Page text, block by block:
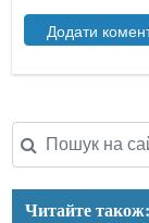
Читайте також: